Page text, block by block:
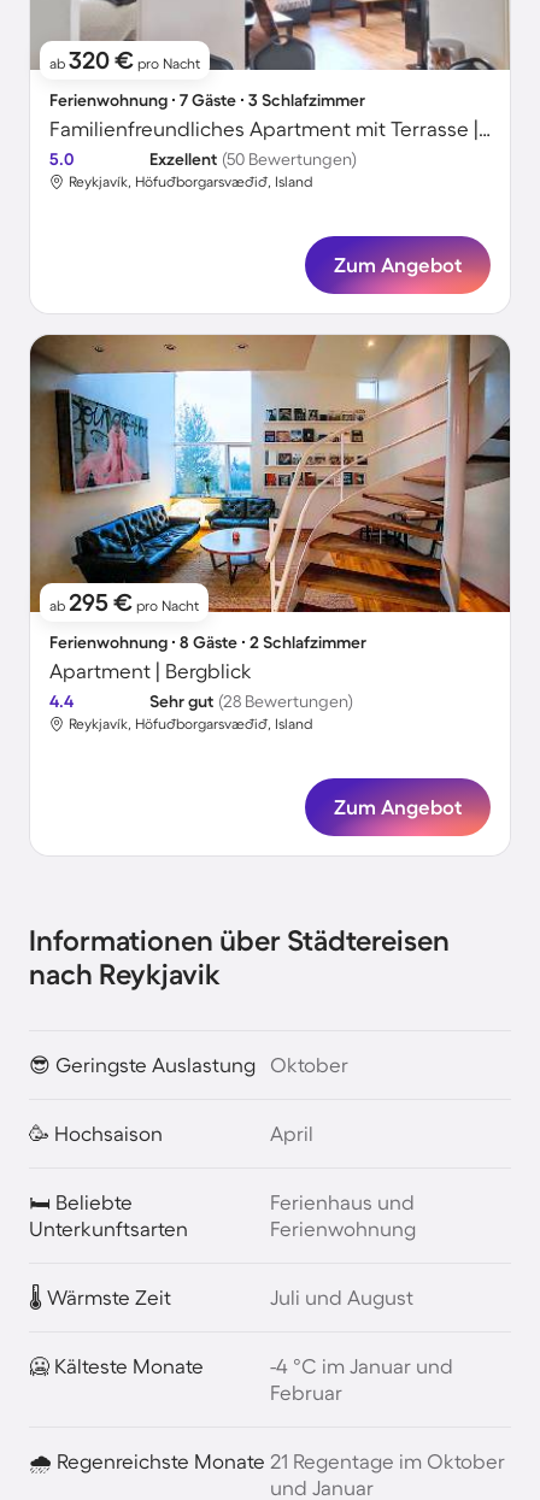
ab 320 € pro Nacht
Ferienwohnung ∙ 7 Gäste ∙ 3 Schlafzimmer
Familienfreundliches Apartment mit Terrasse | Hallgrímskirkja in der Nähe
5.0 Exzellent (50 Bewertungen)
Reykjavík, Höfuðborgarsvæðið, Island
Zum Angebot
ab 295 € pro Nacht
Ferienwohnung ∙ 8 Gäste ∙ 2 Schlafzimmer
Apartment | Bergblick
4.4 Sehr gut (28 Bewertungen)
Reykjavík, Höfuðborgarsvæðið, Island
Zum Angebot
Informationen über Städtereisen
nach Reykjavik
😎 Geringste Auslastung Oktober
🥳 Hochsaison April
🛏️ Beliebte
Unterkunftsarten
Ferienhaus und
Ferienwohnung
🌡️ Wärmste Zeit Juli und August
🥶 Kälteste Monate
-4 °C im Januar und
Februar
🌧️ Regenreichste Monate 21 Regentage im Oktober
und Januar